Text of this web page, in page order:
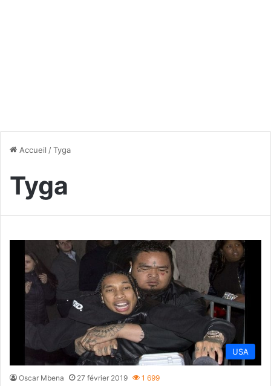
Accueil /Tyga
Tyga
USA
Oscar Mbena 27 février 2019 1 699